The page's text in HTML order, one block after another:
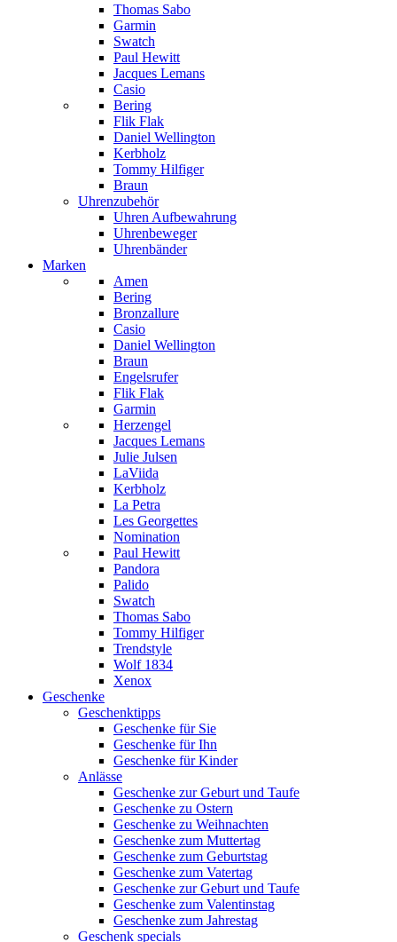
Thomas Sabo
Garmin
Swatch
Paul Hewitt
Jacques Lemans
Casio
Bering
Flik Flak
Daniel Wellington
Kerbholz
Tommy Hilfiger
Braun
Uhrenzubehör
Uhren Aufbewahrung
Uhrenbeweger
Uhrenbänder
Marken
Amen
Bering
Bronzallure
Casio
Daniel Wellington
Braun
Engelsrufer
Flik Flak
Garmin
Herzengel
Jacques Lemans
Julie Julsen
LaViida
Kerbholz
La Petra
Les Georgettes
Nomination
Paul Hewitt
Pandora
Palido
Swatch
Thomas Sabo
Tommy Hilfiger
Trendstyle
Wolf 1834
Xenox
Geschenke
Geschenktipps
Geschenke für Sie
Geschenke für Ihn
Geschenke für Kinder
Anlässe
Geschenke zur Geburt und Taufe
Geschenke zu Ostern
Geschenke zu Weihnachten
Geschenke zum Muttertag
Geschenke zum Geburtstag
Geschenke zum Vatertag
Geschenke zur Geburt und Taufe
Geschenke zum Valentinstag
Geschenke zum Jahrestag
Geschenk specials